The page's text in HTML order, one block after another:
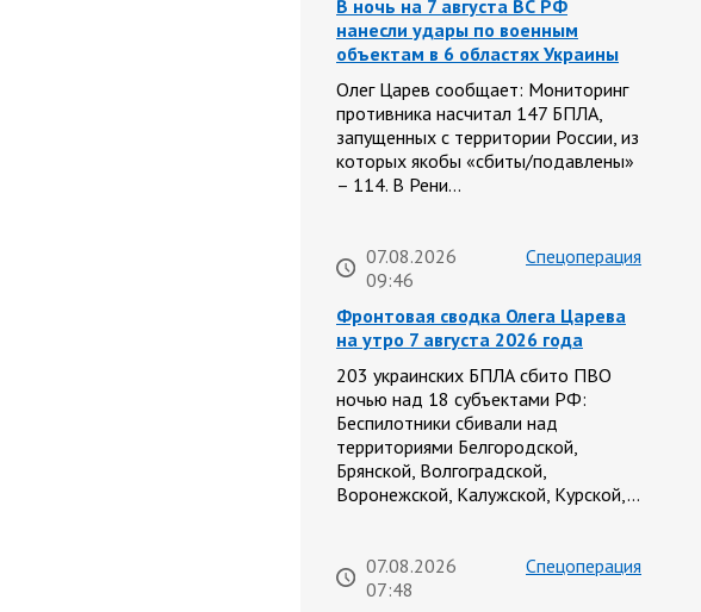
В ночь на 7 августа ВС РФ
нанесли удары по военным
объектам в 6 областях Украины
Олег Царев сообщает: Мониторинг
противника насчитал 147 БПЛА,
запущенных с территории России, из
которых якобы «сбиты/подавлены»
– 114. В Рени…
07.08.2026
09:46
Спецоперация
Фронтовая сводка Олега Царева
на утро 7 августа 2026 года
203 украинских БПЛА сбито ПВО
ночью над 18 субъектами РФ:
Беспилотники сбивали над
территориями Белгородской,
Брянской, Волгоградской,
Воронежской, Калужской, Курской,…
07.08.2026
07:48
Спецоперация